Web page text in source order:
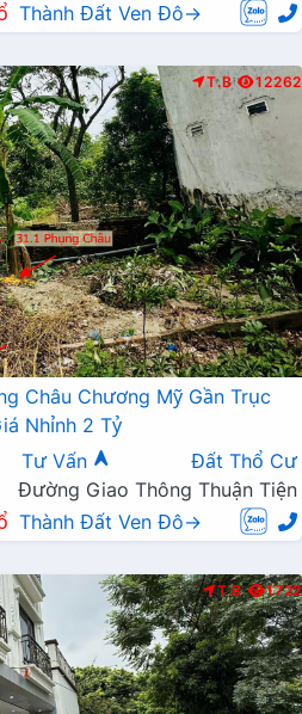
Thành Đất Ven Đô→
T.B 12262
Châu Chương Mỹ Gần Trục
Nhỉnh 2 Tỷ
Tư Vấn
Đất Thổ Cư
Đường Giao Thông Thuận Tiện
Thành Đất Ven Đô→
T.B 1722